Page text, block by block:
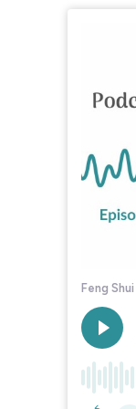
Feng